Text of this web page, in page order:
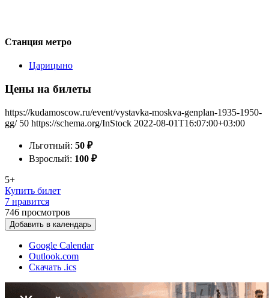
Станция метро
Царицыно
Цены на билеты
https://kudamoscow.ru/event/vystavka-moskva-genplan-1935-1950-
gg/ 50 https://schema.org/InStock 2022-08-01T16:07:00+03:00
Льготный: 50 ₽
Взрослый: 100 ₽
5+
Купить билет
7 нравится
746 просмотров
Добавить в календарь
Google Calendar
Outlook.com
Скачать .ics